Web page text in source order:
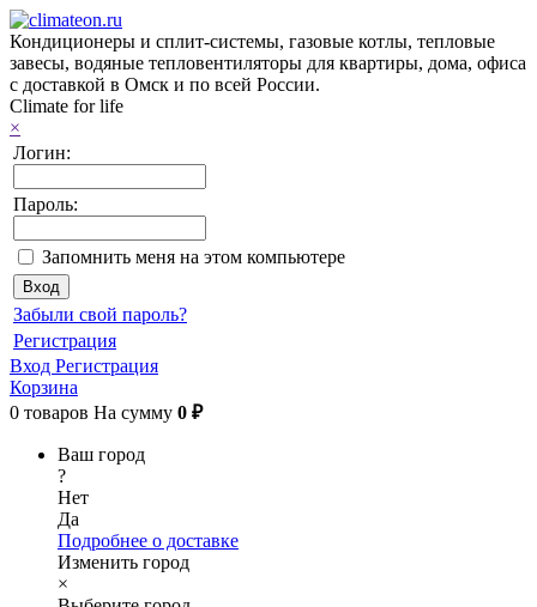
Кондиционеры и сплит-системы, газовые котлы, тепловые
завесы, водяные тепловентиляторы для квартиры, дома, офиса
с доставкой в Омск и по всей России.
Climate for life
×
Логин:
Пароль:
Запомнить меня на этом компьютере
Забыли свой пароль?
Регистрация
Вход Регистрация
Корзина
0 товаров На сумму 0 ₽
Ваш город
?
Нет
Да
Подробнее о доставке
Изменить город
×